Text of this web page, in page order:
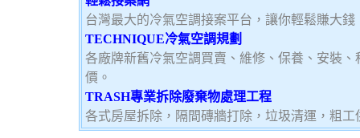
台灣最大的冷氣空調接案平台，讓你輕鬆賺大
TECHNIQUE冷氣空調規劃
各廠牌新舊冷氣空調買賣、維修、保養、安裝
價。
TRASH專業拆除廢棄物處理工程
各式房屋拆除，隔間磚牆打除，垃圾清運，粗工